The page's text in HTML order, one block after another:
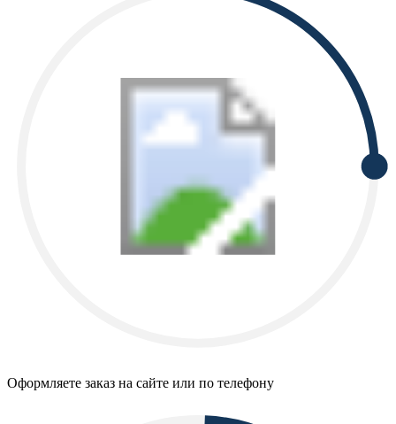
Оформляете заказ на сайте или по телефону